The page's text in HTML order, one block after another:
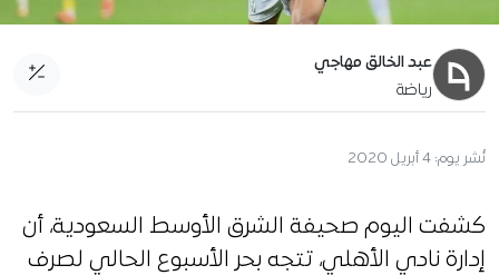
عبد الخالق مهاجي
رياضة
نُشر يوم: 4 أبريل 2020
كشفت اليوم صحيفة الشرق الأوسط السعودية، أن
إدارة نادي الأهلي، تتجه بحر الأسبوع الحالي لصرف